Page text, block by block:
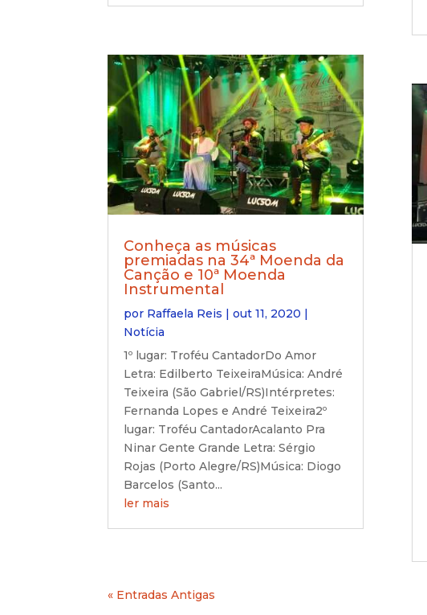
Conheça as músicas
premiadas na 34ª Moenda da
Canção e 10ª Moenda
Instrumental
por Raffaela Reis |out 11, 2020 |
Notícia
1º lugar: Troféu CantadorDo Amor
Letra: Edilberto TeixeiraMúsica: André
Teixeira (São Gabriel/RS)Intérpretes:
Fernanda Lopes e André Teixeira2º
lugar: Troféu CantadorAcalanto Pra
Ninar Gente Grande Letra: Sérgio
Rojas (Porto Alegre/RS)Música: Diogo
Barcelos (Santo...
ler mais
« Entradas Antigas